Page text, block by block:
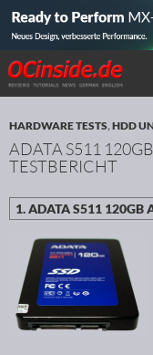
Redaktion
Suchen
ZUM INHALT SPRINGEN
HARDWARE TESTS,HDD
ADATA S511
TESTBERICHT